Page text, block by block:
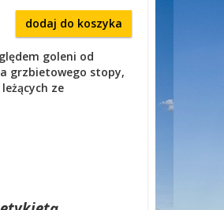
dodaj do koszyka
goleni od
grzbietowego stopy,
ze